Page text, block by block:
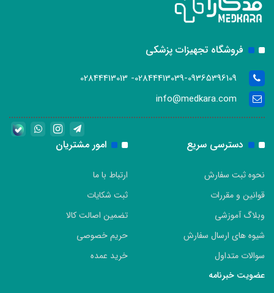
فروشگاه تجهیزات پزشکی
02844413039-09365396109- 02844413013
info@medkara.com
دسترسی سریع
نحوه ثبت سفارش
قوانین و مقررات
وبلاگ آموزشی
شیوه های ارسال سفارش
سوالات متداول
امور مشتریان
ارتباط با ما
ثبت شکایات
تضمین اصالت کالا
حریم خصوصی
خرید عمده
عضویت خبرنامه